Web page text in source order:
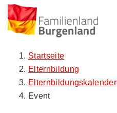
Startseite
Elternbildung
Elternbildungskalender
Event